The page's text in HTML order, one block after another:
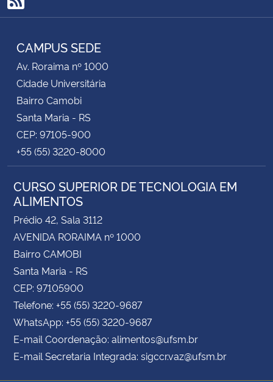
RSS
CAMPUS SEDE
Av. Roraima nº 1000
Cidade Universitária
Bairro Camobi
Santa Maria - RS
CEP: 97105-900
+55 (55) 3220-8000
CURSO SUPERIOR DE TECNOLOGIA EM
ALIMENTOS
Prédio 42, Sala 3112
AVENIDA RORAIMA nº 1000
Bairro CAMOBI
Santa Maria - RS
CEP: 97105900
Telefone: +55 (55) 3220-9687
WhatsApp: +55 (55) 3220-9687
E-mail Coordenação: alimentos@ufsm.br
E-mail Secretaria Integrada: sigccr.vaz@ufsm.br